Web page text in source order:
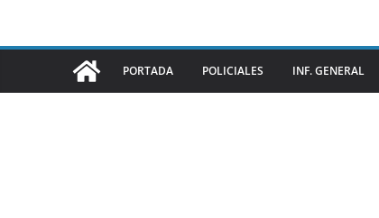
PORTADA POLICIALES INF. GENERAL